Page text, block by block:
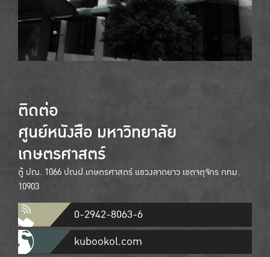
ติดต่อ
ศูนย์หนังสือ มหาวิทยาลัย
เกษตรศาสตร์
ตู้ ปณ. 1066 ปณฝ.เกษตรศาสตร์ แขวงลาดยาว เขตจตุจักร กทม.
10903
0-2942-8063-6
kubookol.com